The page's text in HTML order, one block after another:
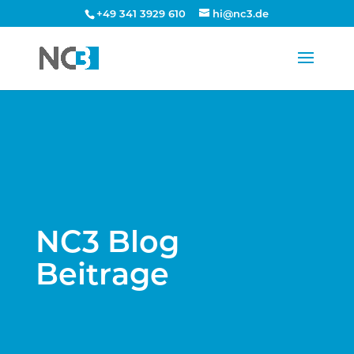
+49 341 3929 610 hi@nc3.de
NC3 Blog
Beitrage